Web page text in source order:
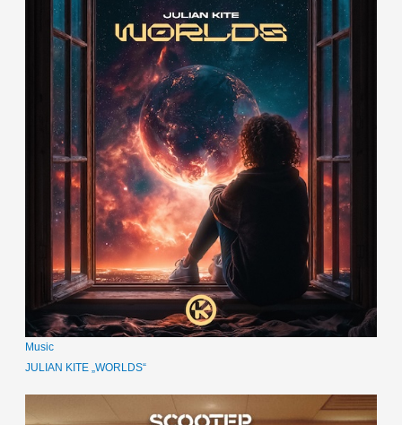
Music
JULIAN KITE „WORLDS“